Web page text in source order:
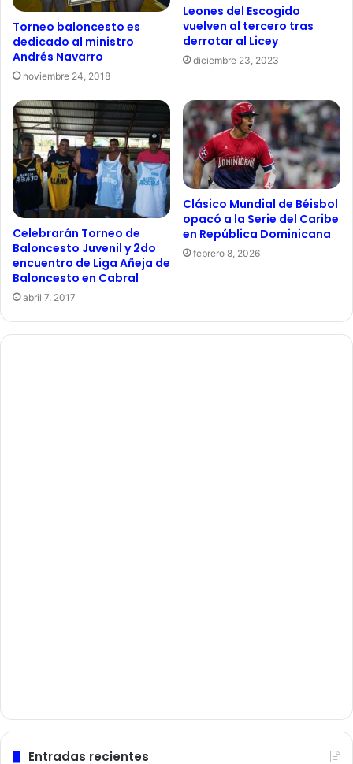
Torneo baloncesto es
dedicado al ministro
Andrés Navarro
noviembre 24, 2018
Leones del Escogido
vuelven al tercero tras
derrotar al Licey
diciembre 23, 2023
Celebrarán Torneo de
Baloncesto Juvenil y 2do
encuentro de Liga Añeja de
Baloncesto en Cabral
abril 7, 2017
Clásico Mundial de Béisbol
opacó a la Serie del Caribe
en República Dominicana
febrero 8, 2026
Entradas recientes